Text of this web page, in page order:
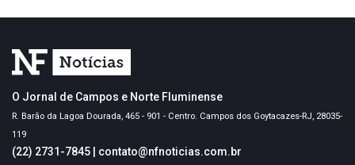
O Jornal de Campos e Norte Fluminense
R. Barão da Lagoa Dourada, 465 - 901 - Centro. Campos dos Goytacazes-RJ, 28035-
119
(22) 2731-7845 contato@nfnoticias.com.br